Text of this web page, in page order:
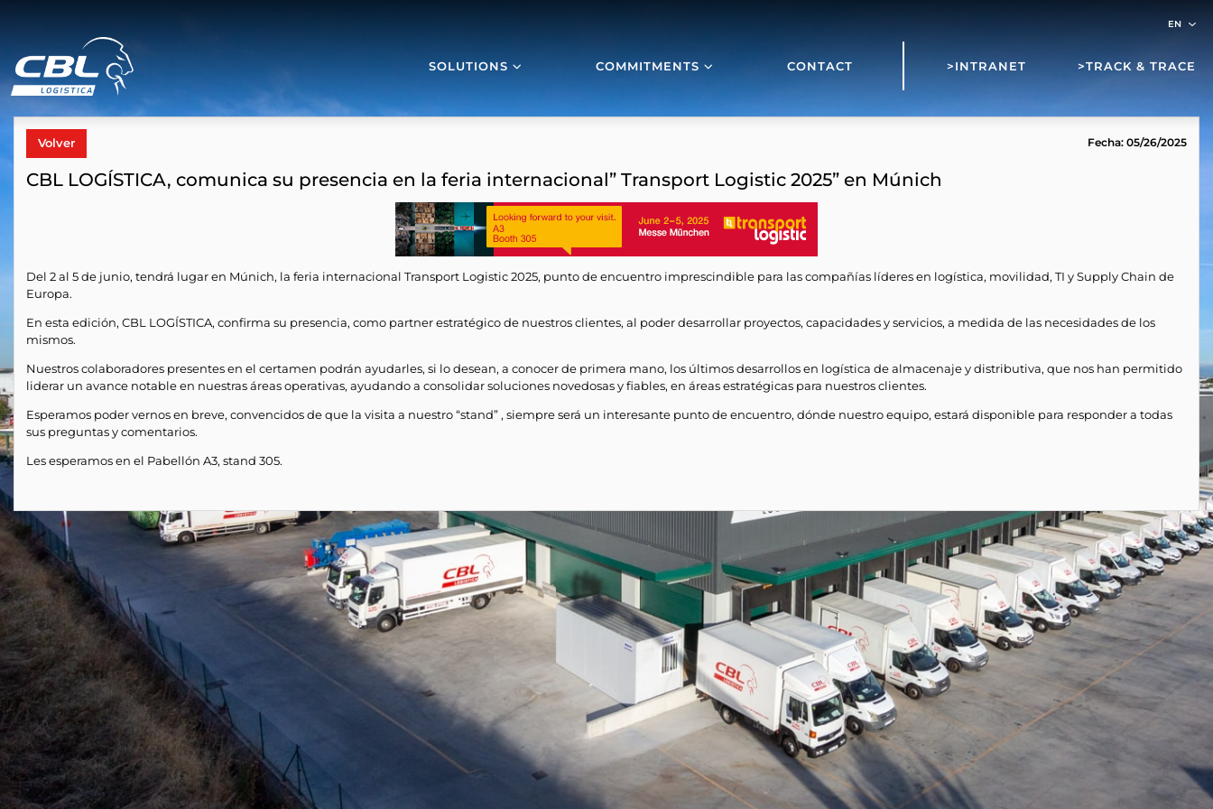
SOLUTIONS COMMITMENTS CONTACT >INTRANET >TRACK & TRACE
Volver Fecha: 05/26/2025
CBL LOGÍSTICA, comunica su presencia en la feria internacional” Transport Logistic 2025” en Múnich
Del 2 al 5 de junio, tendrá lugar en Múnich, la feria internacional Transport Logistic 2025, punto de encuentro imprescindible para las compañías líderes en logística, movilidad, TI y Supply Chain de
Europa.
En esta edición, CBL LOGÍSTICA, confirma su presencia, como partner estratégico de nuestros clientes, al poder desarrollar proyectos, capacidades y servicios, a medida de las necesidades de los
mismos.
Nuestros colaboradores presentes en el certamen podrán ayudarles, si lo desean, a conocer de primera mano, los últimos desarrollos en logística de almacenaje y distributiva, que nos han permitido
liderar un avance notable en nuestras áreas operativas, ayudando a consolidar soluciones novedosas y fiables, en áreas estratégicas para nuestros clientes.
Esperamos poder vernos en breve, convencidos de que la visita a nuestro “stand” , siempre será un interesante punto de encuentro, dónde nuestro equipo, estará disponible para responder a todas
sus preguntas y comentarios.
Les esperamos en el Pabellón A3, stand 305.